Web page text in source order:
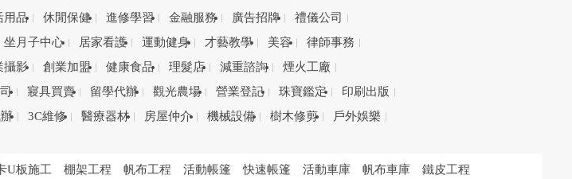
用品 休閒保健 進修學習 金融服務 廣告招牌
禮儀公司
坐月子中心 居家看護 運動健身 才藝教學 美容
律師事務
攝影 創業加盟 健康食品 理髮店 減重諮詢
煙火工廠
寢具買賣 留學代辦 觀光農場 營業登記 珠寶鑑定
印刷出版
3C維修 醫療器材 房屋仲介 機械設備 樹木修剪
戶外娛樂
U板施工 棚架工程 帆布工程 活動帳篷 快速帳篷 活動車庫 帆布車庫
鐵皮工程